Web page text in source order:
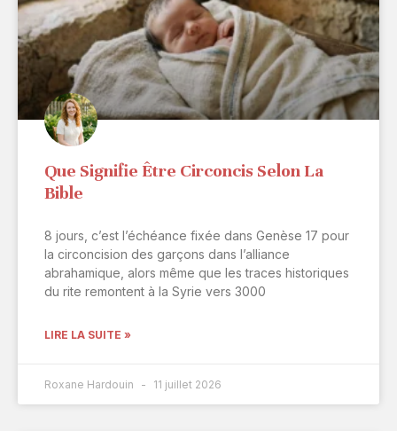
Que Signifie Être Circoncis Selon La
Bible
8 jours, c’est l’échéance fixée dans Genèse 17 pour
la circoncision des garçons dans l’alliance
abrahamique, alors même que les traces historiques
du rite remontent à la Syrie vers 3000
LIRE LA SUITE »
Roxane Hardouin 11 juillet 2026